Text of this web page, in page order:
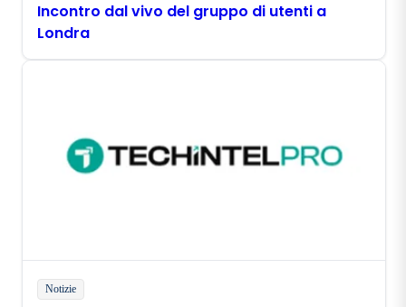
Incontro dal vivo del gruppo di utenti a
Londra
Notizie